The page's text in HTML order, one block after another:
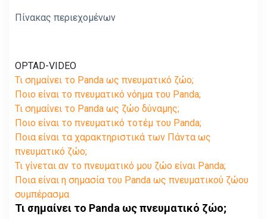
Πίνακας περιεχομένων
OPTAD-VIDEO
Τι σημαίνει το Panda ως πνευματικό ζώο;
Ποιο είναι το πνευματικό νόημα του Panda;
Τι σημαίνει το Panda ως ζώο δύναμης;
Ποιο είναι το πνευματικό τοτέμ του Panda;
Ποια είναι τα χαρακτηριστικά των Πάντα ως
πνευματικό ζώο;
Τι γίνεται αν το πνευματικό μου ζώο είναι Panda;
Ποια είναι η σημασία του Panda ως πνευματικού ζώου
συμπέρασμα
Τι σημαίνει το Panda ως πνευματικό ζώο;